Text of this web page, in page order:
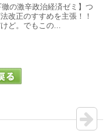
の激辛政治経済ゼミ】つ
改正のすすめを主張！！
ど。でもこの...